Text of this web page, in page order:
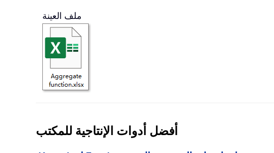
ملف العينة
أفضل أدوات الإنتاجية للمكتب